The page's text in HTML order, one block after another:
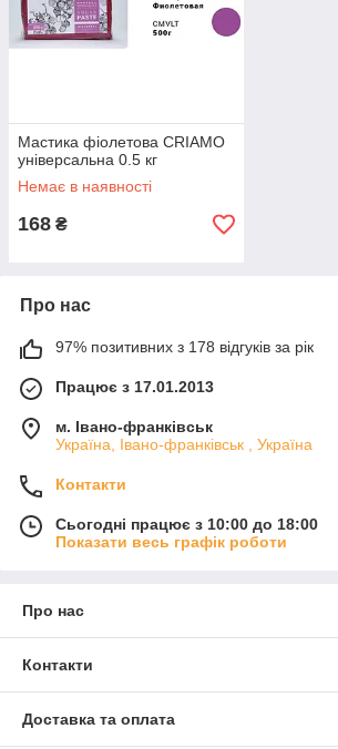
Мастика фіолетова CRIAMO
універсальна 0.5 кг
Немає в наявності
168 ₴
Про нас
97% позитивних з 178 відгуків за рік
Працює з 17.01.2013
м. Івано-франківськ
Україна, Івано-франківськ , Україна
Контакти
Сьогодні працює з 10:00 до 18:00
Показати весь графік роботи
Про нас
Контакти
Доставка та оплата